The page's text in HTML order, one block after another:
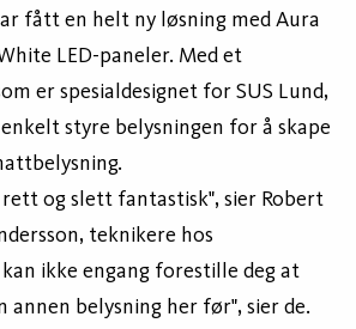
fått en helt ny løsning med Aura
LED-paneler. Med et
er spesialdesignet for SUS Lund,
styre belysningen for å skape
og slett fantastisk", sier Robert
teknikere hos
ikke engang forestille deg at
belysning her før", sier de.